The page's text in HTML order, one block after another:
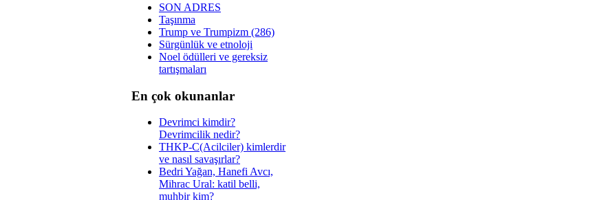
SON ADRES
Taşınma
Trump ve Trumpizm (286)
Sürgünlük ve etnoloji
Noel ödülleri ve gereksiz
tartışmaları
En çok okunanlar
Devrimci kimdir?
Devrimcilik nedir?
THKP-C(Acilciler) kimlerdir
ve nasıl savaşırlar?
Bedri Yağan, Hanefi Avcı,
Mihrac Ural: katil belli,
muhbir kim?